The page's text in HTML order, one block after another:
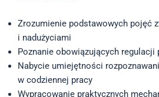
Zrozumienie podstawowych pojęć
i nadużyciami
Poznanie obowiązujących regulacji
Nabycie umiejętności
w codziennej pracy
Wypracowanie praktycznych